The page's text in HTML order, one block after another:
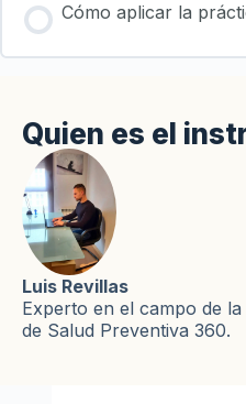
Cómo aplicar la
Quien es el
Luis Revillas
Experto en el campo de
de Salud Preventiva 360.